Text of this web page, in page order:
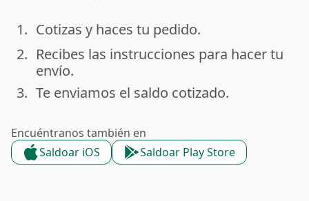
done
1. Cotizas y haces tu pedido.
done
2. Recibes las instrucciones para hacer tu
envío.
done
3. Te enviamos el saldo cotizado.
Encuéntranos también en
Saldoar iOS
Saldoar Play Store